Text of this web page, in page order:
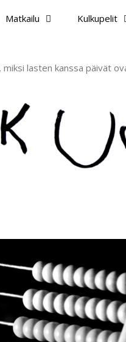
Matkailu Kulkupelit
miksi lasten kanssa päivät